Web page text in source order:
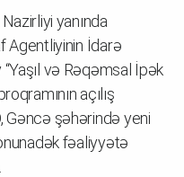
yanında
Agentliyinin İdarə
və Rəqəmsal İpək
açılış
Gəncə şəhərində yeni
fəaliyyətə